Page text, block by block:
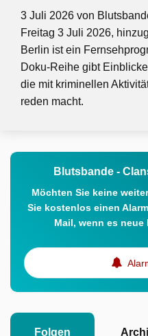
3 Juli 2026 von
Freitag 3 Juli 2026,
Berlin ist ein
Doku-Reihe gibt
die mit kriminellen
reden macht.
Blutsbande -
Möchten Sie keine
Sie kostenlos einen
Mail, wenn es
Folgen